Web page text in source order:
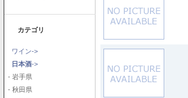
カテゴリ
ワイン->
日本酒->
- 岩手県
- 秋田県